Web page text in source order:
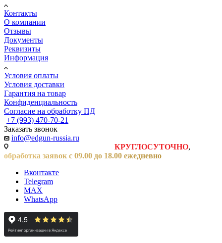
Контакты
О компании
Отзывы
Документы
Реквизиты
Информация
Условия оплаты
Условия доставки
Гарантия на товар
Конфиденциальность
Согласие на обработку ПД
+7 (993) 470-70-21
Заказать звонок
info@edgun-russia.ru
КРУГЛОСУТОЧНО,
обработка заявок с 09.00 до 18.00 ежедневно
Вконтакте
Telegram
MAX
WhatsApp